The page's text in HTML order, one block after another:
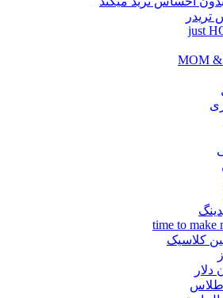
تریدر
just
MOM
time to make
کلاسیک
طلاس